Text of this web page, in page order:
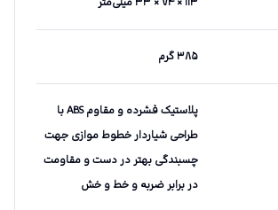
۳۸۵ گرم
پلاستیک فشرده و مقاوم ABS با
طراحی شیاردار خطوط موازی جهت
چسبندگی بهتر در دست و مقاومت
در برابر ضربه و خط و خش